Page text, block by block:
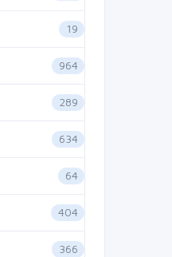
19
964
289
634
64
404
366